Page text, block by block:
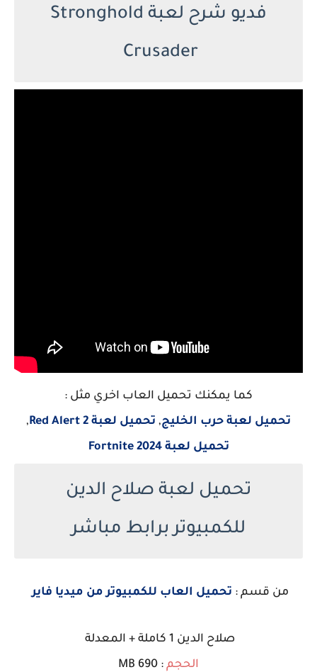
فديو شرح لعبة Stronghold
Crusader
كما يمكنك تحميل العاب اخري مثل :
تحميل لعبة حرب الخليج, تحميل لعبة Red Alert 2
,
تحميل لعبة Fortnite 2024
تحميل لعبة صلاح الدين
للكمبيوتر برابط مباشر
من قسم : تحميل العاب للكمبيوتر من ميديا فاير
صلاح الدين 1 كاملة + المعدلة
الحجم : 690 MB